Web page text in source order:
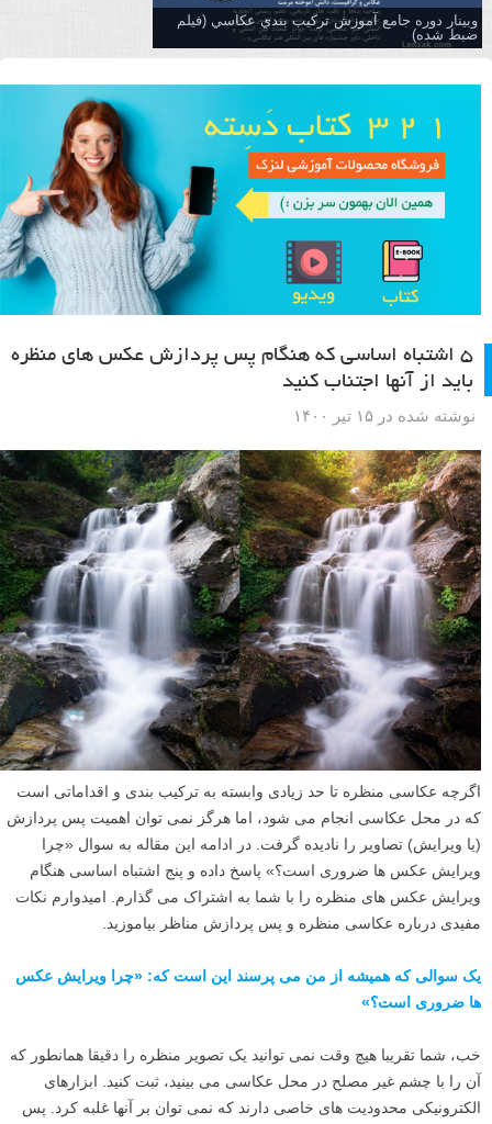
وبینار دوره جامع آموزش تركيب بندي عكاسي (فیلم
ضبط شده)
۵ اشتباه اساسی که هنگام پس پردازش عکس های منظره
باید از آنها اجتناب کنید
نوشته شده در ۱۵ تیر ۱۴۰۰
اگرچه عکاسی منظره تا حد زیادی وابسته به ترکیب بندی و اقداماتی است
که در محل عکاسی انجام می شود، اما هرگز نمی توان اهمیت پس پردازش
(یا ویرایش) تصاویر را نادیده گرفت. در ادامه این مقاله به سوال «چرا
ویرایش عکس ها ضروری است؟» پاسخ داده و پنج اشتباه اساسی هنگام
ویرایش عکس های منظره را با شما به اشتراک می گذارم. امیدوارم نکات
مفیدی درباره عکاسی منظره و پس پردازش مناظر بیاموزید.
یک سوالی که همیشه از من می پرسند این است که: «چرا ویرایش عکس
ها ضروری است؟»
خب، شما تقریبا هیچ وقت نمی توانید یک تصویر منظره را دقیقا همانطور که
آن را با چشم غیر مصلح در محل عکاسی می بینید، ثبت کنید. ابزارهای
الکترونیکی محدودیت های خاصی دارند که نمی توان بر آنها غلبه کرد. پس